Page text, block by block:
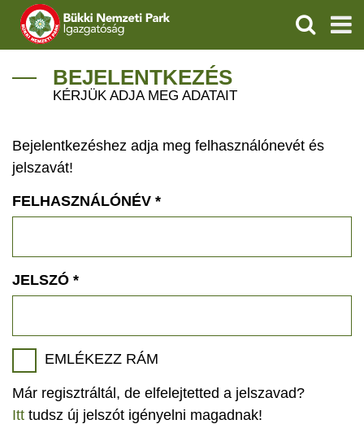
IGAZGATÓSÁG
VÍZVÉDELEM
ÖKOTURIZMUS
GEOPARKOK
KERESÉS
BEJELENTKEZÉS
KÉRJÜK ADJA MEG ADATAIT
Bejelentkezéshez adja meg felhasználónevét és
jelszavát!
FELHASZNÁLÓNÉV *
JELSZÓ *
EMLÉKEZZ RÁM
Már regisztráltál, de elfelejtetted a jelszavad?
Itt tudsz új jelszót igényelni magadnak!